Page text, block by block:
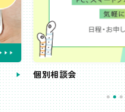
個別相談会